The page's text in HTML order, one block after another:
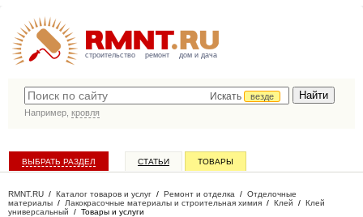
строительство ремонт дом и дача
Искать
везде
Например, кровля
ВЫБРАТЬ РАЗДЕЛ СТАТЬИ ТОВАРЫ
RMNT.RU / Каталог товаров и услуг / Ремонт и отделка / Отделочные
материалы / Лакокрасочные материалы и строительная химия / Клей / Клей
универсальный / Товары и услуги